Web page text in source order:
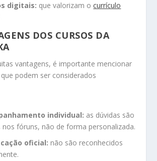
digitais: que valorizam ocurrículo
DOS CURSOS DA
vantagens, é importante mencionar
podem ser considerados
individual: as dúvidas são
nos fóruns, não de forma personalizada.
oficial: não são reconhecidos